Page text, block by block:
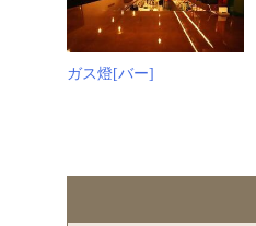
ガス燈[バー]